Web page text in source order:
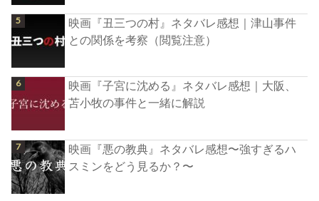
映画『丑三つの村』ネタバレ感想｜津山事件
との関係を考察（閲覧注意）
映画『子宮に沈める』ネタバレ感想｜大阪、
苫小牧の事件と一緒に解説
映画『悪の教典』ネタバレ感想〜強すぎるハ
スミンをどう見るか？〜